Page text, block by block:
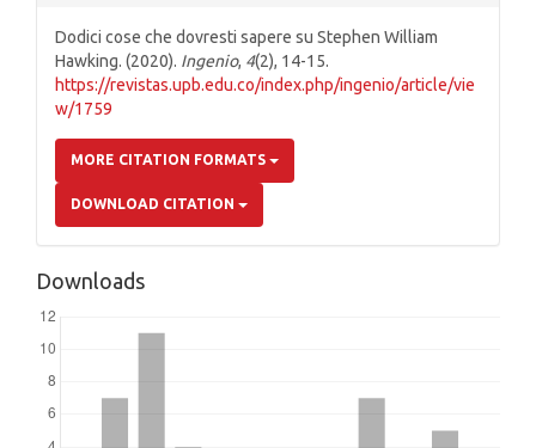
Dodici cose che dovresti sapere su Stephen William
Hawking. (2020). Ingenio, 4(2), 14-15.
https://revistas.upb.edu.co/index.php/ingenio/article/vie
w/1759
MORE CITATION FORMATS
DOWNLOAD CITATION
Downloads